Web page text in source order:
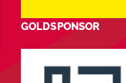
GOLDSPONSOR